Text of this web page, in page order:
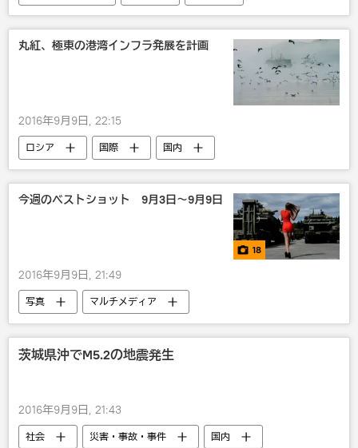
丸紅、極東の港湾インフラ発展を計画
2016年9月9日, 22:15
ロシア 国際
国内
露日関係
今週のベストショット 9月3日～9月9日
18
2016年9月9日, 21:49
写真 マルチメディア
茨城県沖でM5.2の地震発生
2016年9月9日, 21:43
社会 災害・事故・事件
国内